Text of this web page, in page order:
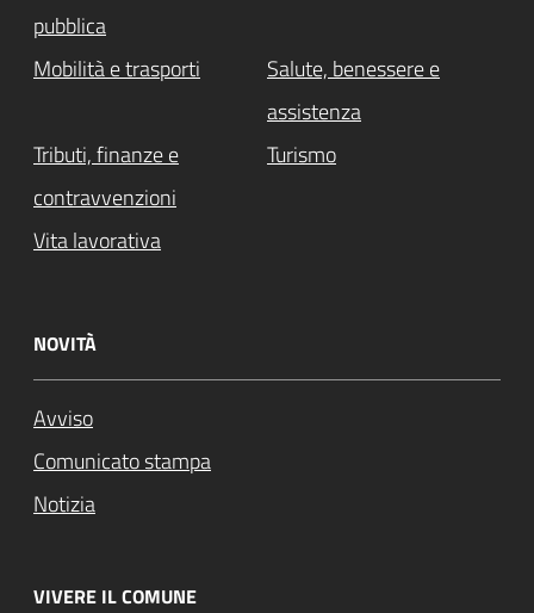
pubblica
Mobilità e trasporti
Salute, benessere e
assistenza
Tributi, finanze e
contravvenzioni
Turismo
Vita lavorativa
NOVITÀ
Avviso
Comunicato stampa
Notizia
VIVERE IL COMUNE